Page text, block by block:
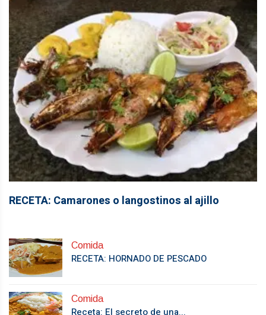
RECETA: Camarones o langostinos al ajillo
Comida
RECETA: HORNADO DE PESCADO
Comida
Receta: El secreto de una...